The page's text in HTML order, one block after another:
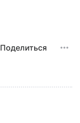
Поделиться